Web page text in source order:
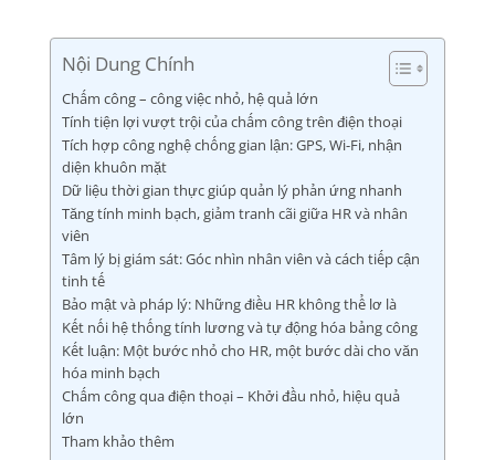
Nội Dung Chính
Chấm công – công việc nhỏ, hệ quả lớn
Tính tiện lợi vượt trội của chấm công trên điện thoại
Tích hợp công nghệ chống gian lận: GPS, Wi-Fi, nhận
diện khuôn mặt
Dữ liệu thời gian thực giúp quản lý phản ứng nhanh
Tăng tính minh bạch, giảm tranh cãi giữa HR và nhân
viên
Tâm lý bị giám sát: Góc nhìn nhân viên và cách tiếp cận
tinh tế
Bảo mật và pháp lý: Những điều HR không thể lơ là
Kết nối hệ thống tính lương và tự động hóa bảng công
Kết luận: Một bước nhỏ cho HR, một bước dài cho văn
hóa minh bạch
Chấm công qua điện thoại – Khởi đầu nhỏ, hiệu quả
lớn
Tham khảo thêm